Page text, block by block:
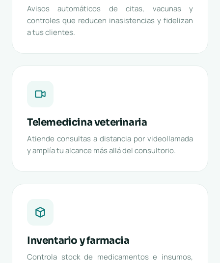
Avisos automáticos de citas, vacunas y
controles que reducen inasistencias y fidelizan
a tus clientes.
Telemedicina veterinaria
Atiende consultas a distancia por videollamada
y amplía tu alcance más allá del consultorio.
Inventario y farmacia
Controla stock de medicamentos e insumos,